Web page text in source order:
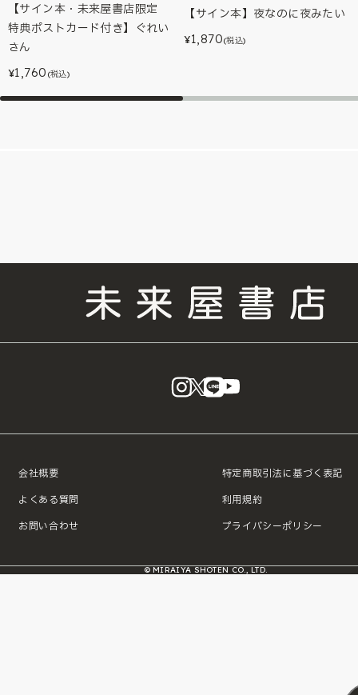
【サイン本・未来屋書店限定
特典ポストカード付き】ぐれい
さん
¥1,760 (税込)
【サイン本】夜なのに夜みたい
¥1,870(税込)
instagram
X LINE
会社概要
よくある質問
お問い合わせ
特定商取引法に基づく表記
利用規約
プライバシーポリシー
© MIRAIYA SHOTEN CO., LTD.